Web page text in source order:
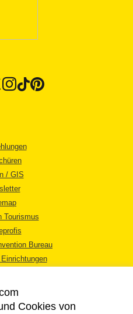
/ GIS
Tourismus
Bureau
Cookies von